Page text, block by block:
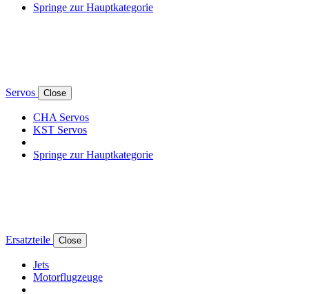
Springe zur Hauptkategorie
Servos Close
CHA Servos
KST Servos
Springe zur Hauptkategorie
Ersatzteile Close
Jets
Motorflugzeuge